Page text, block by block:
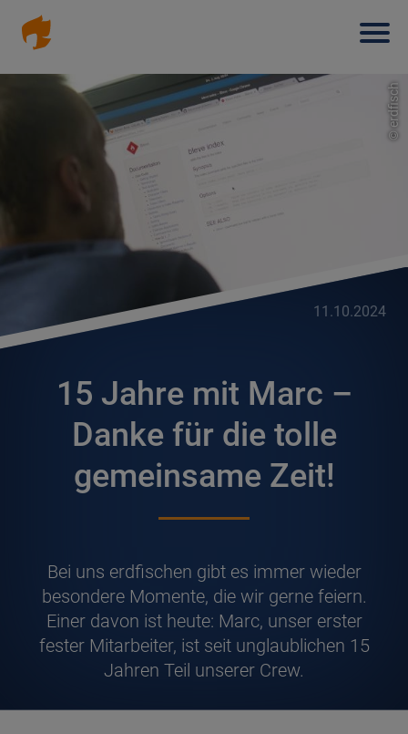
zum
Inhalt
©
erdfisch
11.10.2024
15 Jahre mit Marc –
Danke für die tolle
gemeinsame Zeit!
Bei uns erdfischen gibt es immer wieder
besondere Momente, die wir gerne feiern.
Einer davon ist heute: Marc, unser erster
fester Mitarbeiter, ist seit unglaublichen 15
Jahren Teil unserer Crew.